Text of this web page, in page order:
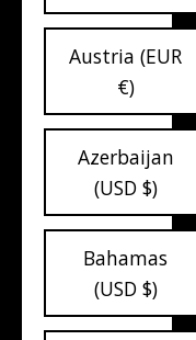
Austria (EUR
€)
Azerbaijan
(USD $)
Bahamas
(USD $)